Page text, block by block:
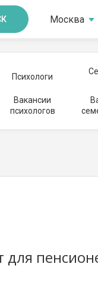
Москва
Психологи
Вакансии
психологов